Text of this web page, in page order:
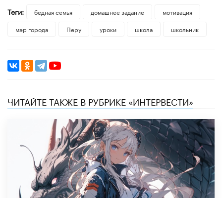
Теги: бедная семья домашнее задание
мотивация
мэр города
Перу уроки школа школьник
ЧИТАЙТЕ ТАКЖЕ В РУБРИКЕ «ИНТЕРВЕСТИ»